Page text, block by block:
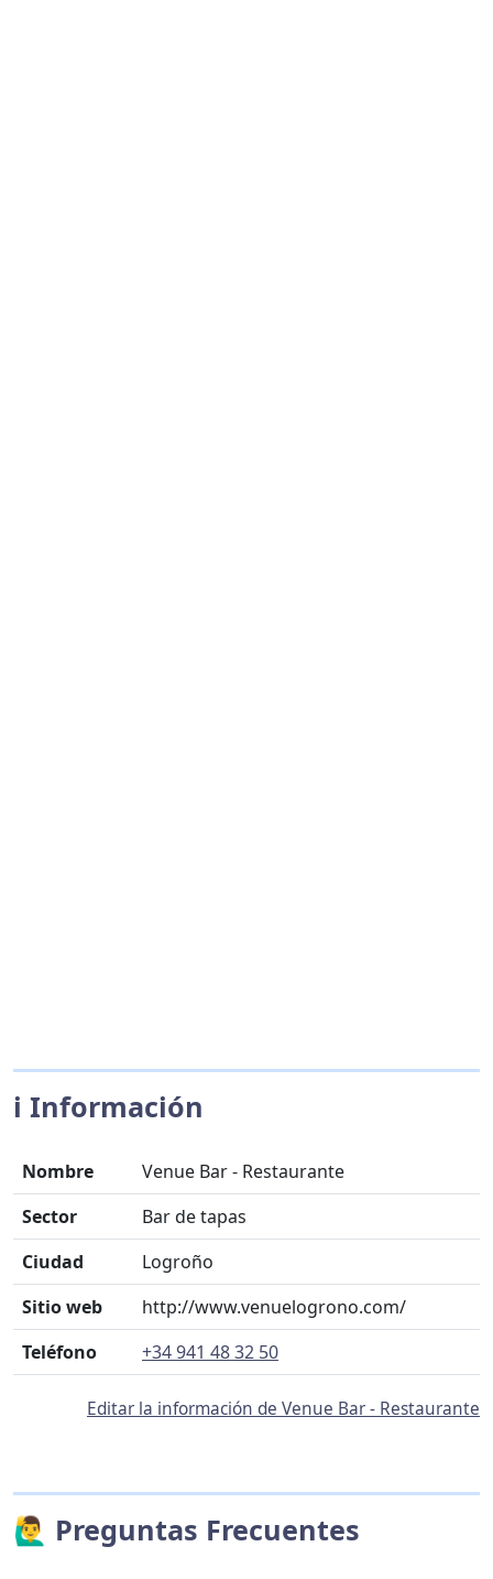
ℹ️ Información
Nombre
Venue Bar - Restaurante
Sector
Bar de tapas
Ciudad
Logroño
Sitio web
http://www.venuelogrono.com/
Teléfono
+34 941 48 32 50
Editar la información de Venue Bar - Restaurante
🙋‍♂️ Preguntas Frecuentes